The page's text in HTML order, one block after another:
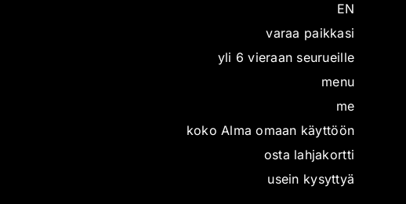
EN
varaa paikkasi
yli 6 vieraan seurueille
menu
me
koko Alma omaan käyttöön
osta lahjakortti
usein kysyttyä